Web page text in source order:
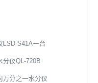
LSD-S41A一台
分仪QL-720B
万分之一水分仪